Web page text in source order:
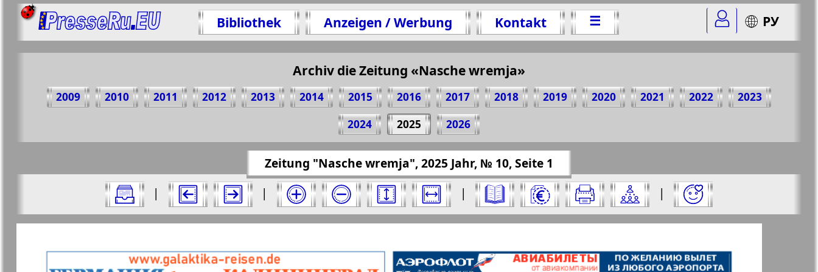
Bibliothek Anzeigen / Werbung Kontakt ☰ РУ
Archiv die Zeitung «Nasche wremja»
2009 2010 2011 2012 2013 2014 2015 2016 2017 2018 2019 2020 2021 2022
2023
2024
2025 2026
Alle Ausgaben Zeitungen "Nasche wremja" für 2025 Jahr. Wählen Sie eine Nummer aus und klicken Sie darauf:
Zeitung "Nasche wremja", 2025 Jahr, № 10, Seite 1
|
| | |
Seiten Zeitung "Nasche wremja". Ausgabe: 10, 2025 Jahr. Wählen Sie eine Seite aus und klicken Sie darauf:
Teilen 1 Seite Zeitung "Nasche wremja", № 10, 2025 Jahr
(Zum Kopieren klicken)
https://presseru.eu/?pub=nasche-wremja&god=2025&nomer=10&str=1